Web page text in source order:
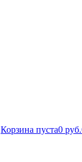
Корзина пуста0 руб.